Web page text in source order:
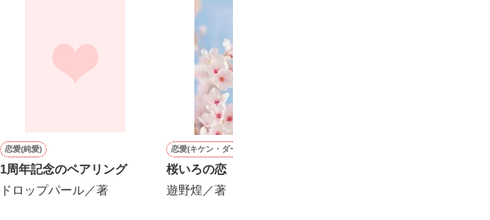
恋愛(純愛)
1周年記念のペアリング
ドロップパール／著
恋愛(キケン・ダーク)
桜いろの恋
遊野煌／著